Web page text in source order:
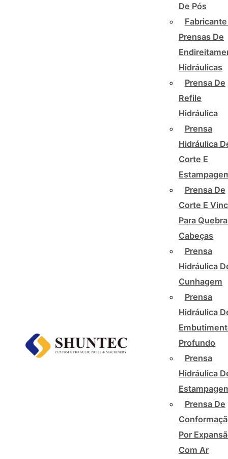
De Pós
Prensas De
Hidráulicas
Prensa De
Refile
Hidráulica
Prensa
Hidráulica
Corte E
Prensa De
Corte E
Para
Cabeças
Prensa
Hidráulica
Cunhagem
Prensa
Hidráulica
Profundo
Prensa
Hidráulica
Prensa De
Por
Com Ar